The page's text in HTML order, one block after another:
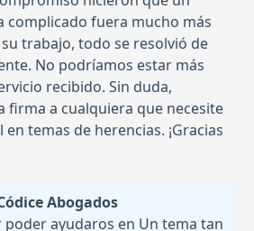
complicado fuera mucho más
trabajo, todo se resolvió de
No podríamos estar más
recibido. Sin duda,
firma a cualquiera que necesite
temas de herencias. ¡Gracias
Abogados
poder ayudaros en Un tema tan